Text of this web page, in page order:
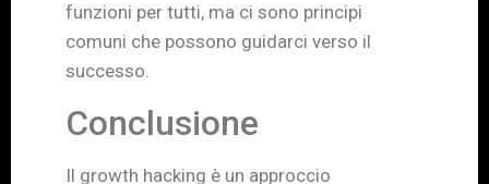
funzioni per tutti, ma ci sono principi
comuni che possono guidarci verso il
successo.
Conclusione
Il growth hacking è un approccio